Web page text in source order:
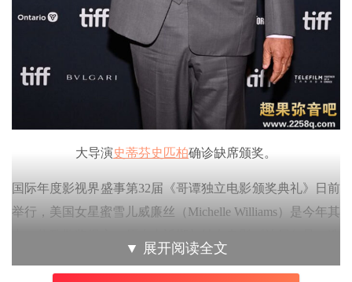
大导演史蒂芬史匹柏确诊缺席颁奖。
国际年度影视界盛事第32届《哥谭独立电影颁奖典礼》日前
举行，美国女星蜜雪儿威廉丝（Michelle Williams）是今年其
梦大师》（The Fabelmans）合作的奥斯卡金像大导演
▼ 展开阅读全文